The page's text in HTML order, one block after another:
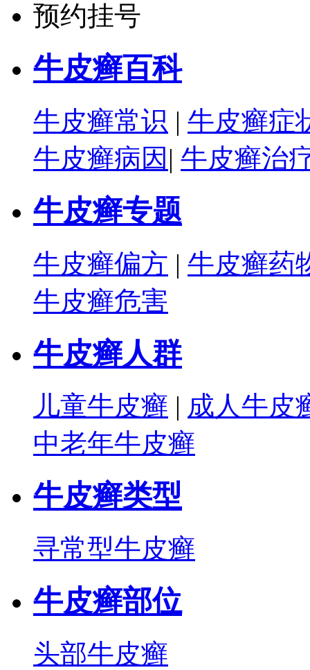
预约挂号
牛皮癣百科
牛皮癣常识 | 牛皮癣症
牛皮癣病因 | 牛皮癣治
牛皮癣专题
牛皮癣偏方 | 牛皮癣药
牛皮癣危害
牛皮癣人群
儿童牛皮癣 | 成人牛皮
中老年牛皮癣
牛皮癣类型
寻常型牛皮癣
牛皮癣部位
头部牛皮癣